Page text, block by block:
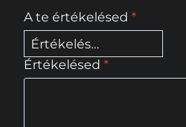
A te értékelésed *
Értékelésed *